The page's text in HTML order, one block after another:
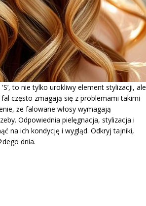
to nie tylko urokliwy element stylizacji, ale
często zmagają się z problemami takimi
że falowane włosy wymagają
Odpowiednia pielęgnacja, stylizacja i
na ich kondycję i wygląd. Odkryj tajniki,
dnia.